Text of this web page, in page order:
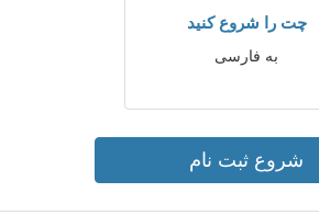
چت را شروع کنید
به فارسی
شروع ثبت نام